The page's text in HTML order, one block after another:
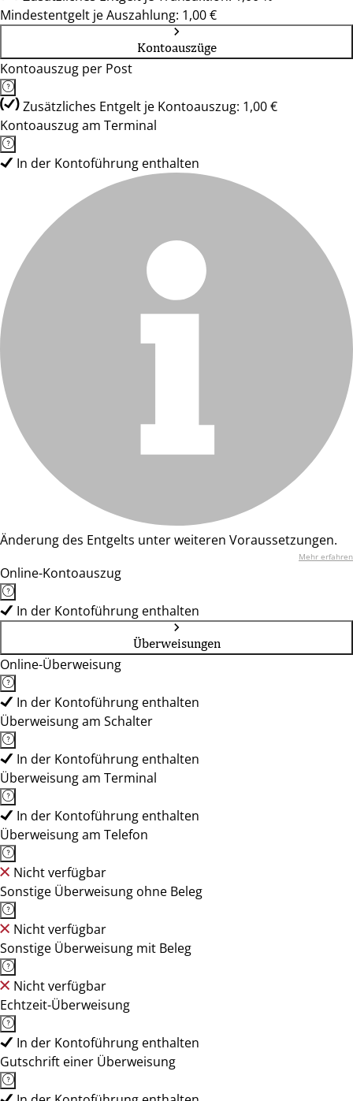
Mindestentgelt je Auszahlung: 1,00 €
Kontoauszüge
Kontoauszug per Post
Zusätzliches Entgelt je Kontoauszug: 1,00 €
Kontoauszug am Terminal
In der Kontoführung enthalten
Änderung des Entgelts unter weiteren Voraussetzungen.
Mehr erfahren
Online-Kontoauszug
In der Kontoführung enthalten
Überweisungen
Online-Überweisung
In der Kontoführung enthalten
Überweisung am Schalter
In der Kontoführung enthalten
Überweisung am Terminal
In der Kontoführung enthalten
Überweisung am Telefon
Nicht verfügbar
Sonstige Überweisung ohne Beleg
Nicht verfügbar
Sonstige Überweisung mit Beleg
Nicht verfügbar
Echtzeit-Überweisung
In der Kontoführung enthalten
Gutschrift einer Überweisung